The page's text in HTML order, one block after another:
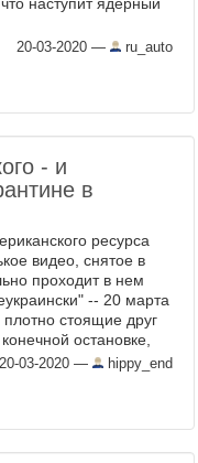
20-03-2020 — ru_auto
- и
в
ресурса
видео, снятое в
проходит в нем
-- 20 марта
стоящие друг
остановке,
в который ...
20-03-2020 — hippy_end